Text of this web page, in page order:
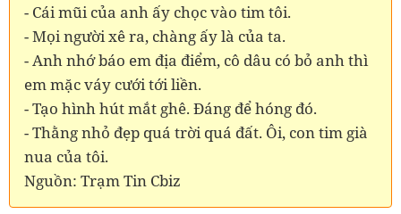
- Cái mũi của anh ấy chọc vào tim tôi.
- Mọi người xê ra, chàng ấy là của ta.
- Anh nhớ báo em địa điểm, cô dâu có bỏ anh thì
em mặc váy cưới tới liền.
- Tạo hình hút mắt ghê. Đáng để hóng đó.
- Thằng nhỏ đẹp quá trời quá đất. Ôi, con tim già
nua của tôi.
Nguồn: Trạm Tin Cbiz